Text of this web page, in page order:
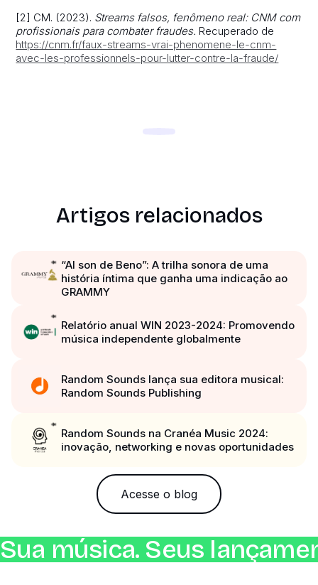
[2] CM. (2023). Streams falsos, fenômeno real: CNM com
profissionais para combater fraudes. Recuperado de
https://cnm.fr/faux-streams-vrai-phenomene-le-cnm-
avec-les-professionnels-pour-lutter-contre-la-fraude/
Artigos relacionados
“Al son de Beno”: A trilha sonora de uma
história íntima que ganha uma indicação ao
GRAMMY
Relatório anual WIN 2023-2024: Promovendo
música independente globalmente
Random Sounds lança sua editora musical:
Random Sounds Publishing
Random Sounds na Cranéa Music 2024:
inovação, networking e novas oportunidades
Acesse o blog
Sua música. Seus